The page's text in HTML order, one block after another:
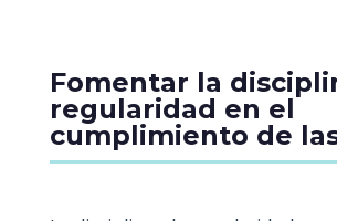
Fomentar la
regularidad en el
cumplimiento de